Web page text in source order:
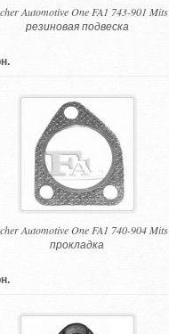
Automotive One FA1 743-901 Mits
резиновая подвеска
Automotive One FA1 740-904 Mits
прокладка